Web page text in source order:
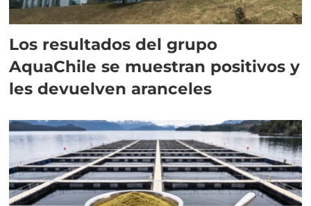
Los resultados del grupo
AquaChile se muestran positivos y
les devuelven aranceles